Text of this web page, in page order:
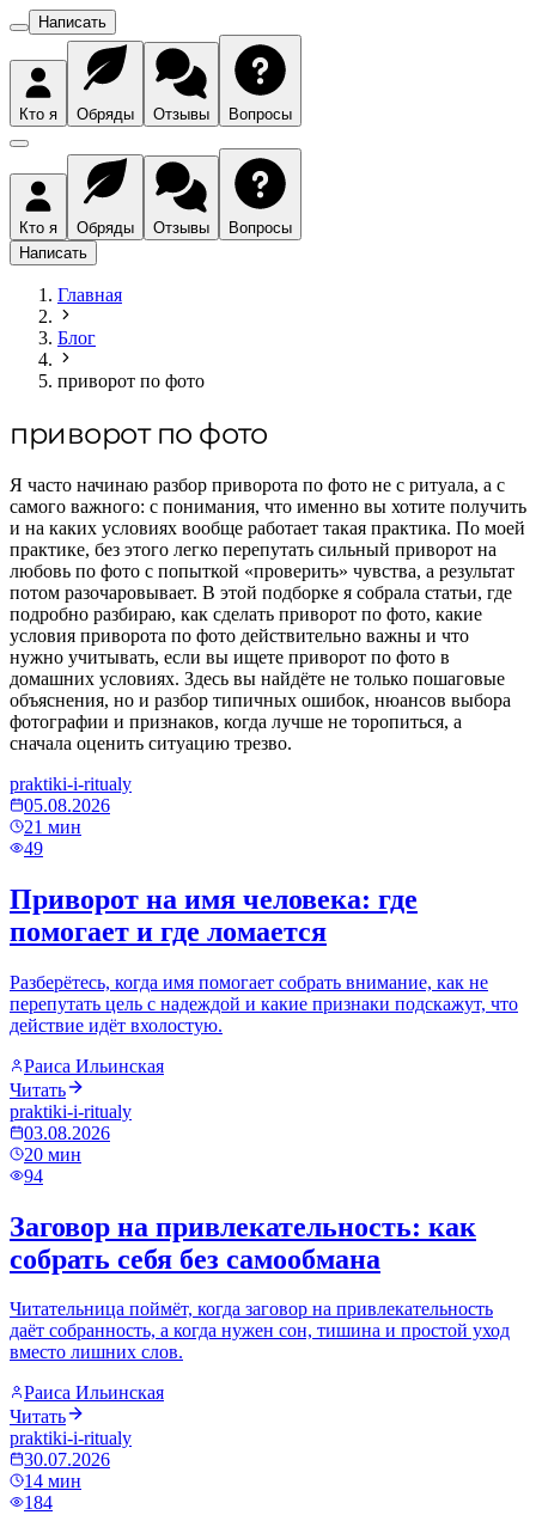
Написать
Кто я Обряды Отзывы Вопросы
Кто я Обряды Отзывы
Вопросы
Написать
Главная
Блог
приворот по фото
приворот по фото
Я часто начинаю разбор приворота по фото не с ритуала, а с
самого важного: с понимания, что именно вы хотите получить
и на каких условиях вообще работает такая практика. По моей
практике, без этого легко перепутать сильный приворот на
любовь по фото с попыткой «проверить» чувства, а результат
потом разочаровывает. В этой подборке я собрала статьи, где
подробно разбираю, как сделать приворот по фото, какие
условия приворота по фото действительно важны и что
нужно учитывать, если вы ищете приворот по фото в
домашних условиях. Здесь вы найдёте не только пошаговые
объяснения, но и разбор типичных ошибок, нюансов выбора
фотографии и признаков, когда лучше не торопиться, а
сначала оценить ситуацию трезво.
praktiki-i-ritualy
05.08.2026
21 мин
49
Приворот на имя человека: где
помогает и где ломается
Разберётесь, когда имя помогает собрать внимание, как не
перепутать цель с надеждой и какие признаки подскажут, что
действие идёт вхолостую.
Раиса Ильинская
Читать
praktiki-i-ritualy
03.08.2026
20 мин
94
Заговор на привлекательность: как
собрать себя без самообмана
Читательница поймёт, когда заговор на привлекательность
даёт собранность, а когда нужен сон, тишина и простой уход
вместо лишних слов.
Раиса Ильинская
Читать
praktiki-i-ritualy
30.07.2026
14 мин
184